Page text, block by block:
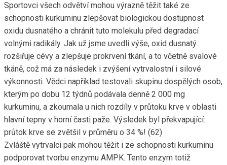
Sportovci všech odvětví mohou výrazně těžit také ze
schopnosti kurkuminu zlepšovat biologickou dostupnost
oxidu dusnatého a chránit tuto molekulu před degradací
volnými radikály. Jak už jsme uvedli výše, oxid dusnatý
rozšiřuje cévy a zlepšuje prokrvení tkání, a to včetně svalové
tkáně, což má za následek i zvýšení vytrvalostní i silové
výkonnosti. Vědci například testovali skupinu dospělých osob,
kterým po dobu 12 týdnů podávala denně 2 000 mg
kurkuminu, a zkoumala u nich rozdíly v průtoku krve v oblasti
hlavní tepny v horní časti paže. Výsledek byl překvapující:
průtok krve se zvětšil v průměru o 34 %! (62)
Zvláště vytrvalci pak mohou těžit i ze schopnosti kurkuminu
podporovat tvorbu enzymu AMPK. Tento enzym totiž